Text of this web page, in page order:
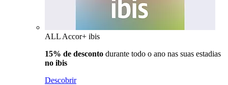
ALL Accor+ ibis
15% de desconto durante todo o ano nas suas estadias
no ibis
Descobrir